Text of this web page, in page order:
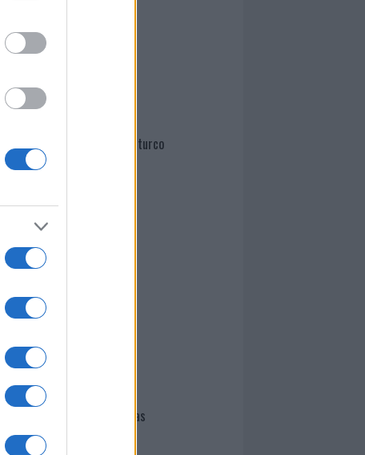
Martina Agostina Diturco
I nostri cari
I nostri cari
Giovannimaria Cabras